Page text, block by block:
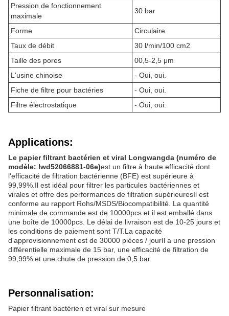
Pression de fonctionnement
maximale
30 bar
Forme
Circulaire
Taux de débit
30 l/min/100 cm2
Taille des pores
00,5-2,5 μm
L'usine chinoise
- Oui, oui.
Fiche de filtre pour bactéries
- Oui, oui.
Filtre électrostatique
- Oui, oui.
Applications:
Le papier filtrant bactérien et viral Longwangda (numéro de
modèle: lwd52066881-06e)est un filtre à haute efficacité dont
l'efficacité de filtration bactérienne (BFE) est supérieure à
99,99%.Il est idéal pour filtrer les particules bactériennes et
virales et offre des performances de filtration supérieuresIl est
conforme au rapport Rohs/MSDS/Biocompatibilité. La quantité
minimale de commande est de 10000pcs et il est emballé dans
une boîte de 10000pcs. Le délai de livraison est de 10-25 jours et
les conditions de paiement sont T/T.La capacité
d'approvisionnement est de 30000 pièces / jourIl a une pression
différentielle maximale de 15 bar, une efficacité de filtration de
99,99% et une chute de pression de 0,5 bar.
Personnalisation:
Papier filtrant bactérien et viral sur mesure